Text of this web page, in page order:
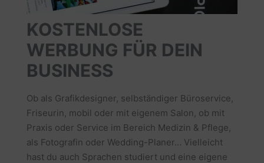
KOSTENLOSE
WERBUNG FÜR DEIN
BUSINESS
Ob als Grafikdesigner, selbständiger Büroservice,
Friseurin, mobil oder mit eigenem Salon, ob mit
Praxis oder Service im Bereich Medizin & Pflege,
als Fotografin oder Wedding-Planer… Vielleicht
hast du auch Sprachen studiert und eine eigene